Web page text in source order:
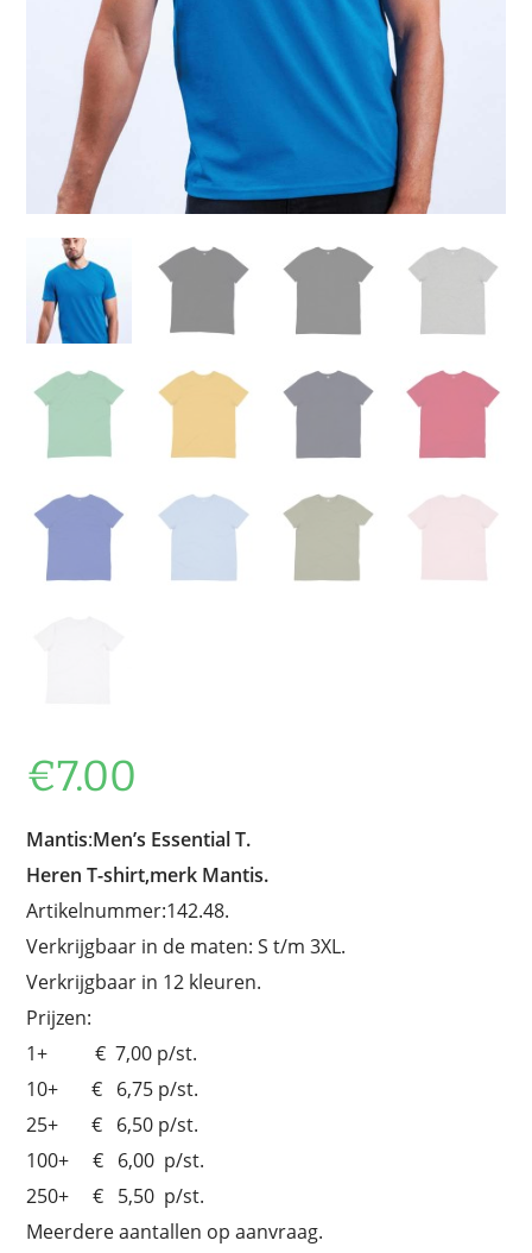
€7.00
Mantis:Men’s Essential T.
Heren T-shirt,merk Mantis.
Artikelnummer:142.48.
Verkrijgbaar in de maten: S t/m 3XL.
Verkrijgbaar in 12 kleuren.
Prijzen:
1+ € 7,00 p/st.
10+ € 6,75 p/st.
25+ € 6,50 p/st.
100+ € 6,00 p/st.
250+ € 5,50 p/st.
Meerdere aantallen op aanvraag.